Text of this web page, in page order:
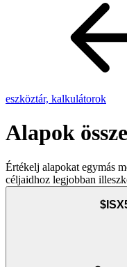
eszköztár, kalkulátorok
Alapok
Értékelj alapokat egymás
céljaidhoz legjobban